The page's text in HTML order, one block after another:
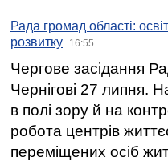
Рада громад області:
розвитку
16:55
Чергове засідання
Чернігові 27 липня.
в полі зору й на
робота центрів
переміщених осіб